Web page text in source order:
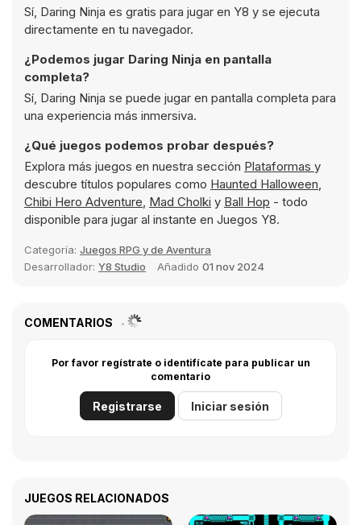
Sí, Daring Ninja es gratis para jugar en Y8 y se ejecuta
directamente en tu navegador.
¿Podemos jugar Daring Ninja en pantalla
completa?
Sí, Daring Ninja se puede jugar en pantalla completa para
una experiencia más inmersiva.
¿Qué juegos podemos probar después?
Explora más juegos en nuestra sección Plataformas y
descubre títulos populares como Haunted Halloween,
Chibi Hero Adventure, Mad Cholki y Ball Hop - todo
disponible para jugar al instante en Juegos Y8.
Categoría: Juegos RPG y de Aventura
Desarrollador: Y8 Studio Añadido 01 nov 2024
COMENTARIOS
Por favor regístrate o identifícate para publicar un
comentario
Registrarse Iniciar sesión
JUEGOS RELACIONADOS